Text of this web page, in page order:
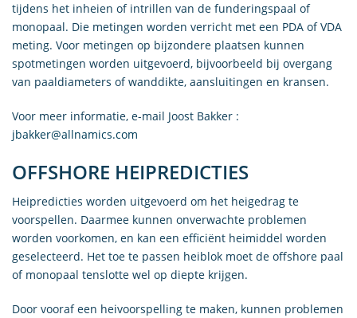
tijdens het inheien of intrillen van de funderingspaal of
monopaal. Die metingen worden verricht met een PDA of VDA
meting. Voor metingen op bijzondere plaatsen kunnen
spotmetingen worden uitgevoerd, bijvoorbeeld bij overgang
van paaldiameters of wanddikte, aansluitingen en kransen.
Voor meer informatie, e-mail Joost Bakker :
jbakker@allnamics.com
OFFSHORE HEIPREDICTIES
Heipredicties worden uitgevoerd om het heigedrag te
voorspellen. Daarmee kunnen onverwachte problemen
worden voorkomen, en kan een efficiënt heimiddel worden
geselecteerd. Het toe te passen heiblok moet de offshore paal
of monopaal tenslotte wel op diepte krijgen.
Door vooraf een heivoorspelling te maken, kunnen problemen